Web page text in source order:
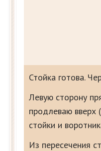
Стойка готова.
Левую сторону
продлеваю вверх
стойки и
Из пересечения